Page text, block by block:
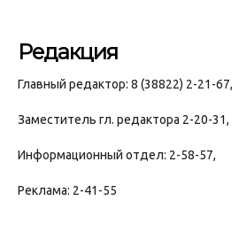
Редакция
Главный редактор: 8 (38822) 2-21-67,
Заместитель гл. редактора 2-20-31,
Информационный отдел: 2-58-57,
Реклама: 2-41-55